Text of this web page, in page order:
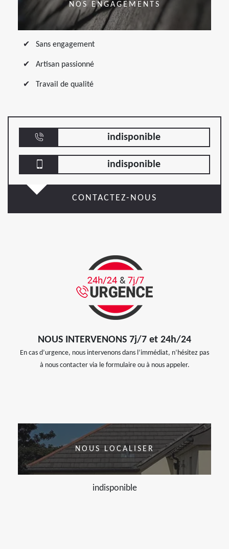
NOS ENGAGEMENTS
Sans engagement
Artisan passionné
Travail de qualité
indisponible
indisponible
CONTACTEZ-NOUS
NOUS INTERVENONS 7j/7 et 24h/24
En cas d’urgence, nous intervenons dans l’immédiat, n’hésitez pas
à nous contacter via le formulaire ou à nous appeler.
NOUS LOCALISER
indisponible